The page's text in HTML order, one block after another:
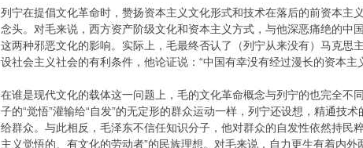
列宁在提倡文化革命时，赞扬资本主义文化形式和技术在落后的前资本
念头。对毛来说，西方资产阶级文化和资本主义方式，与他深恶痛绝的
这两种邪恶文化的影响。实际上，毛最终否认了（列宁从来没有）马克
设社会主义社会的有利条件，他论证说：“中国有幸没有经过漫长的资本主
在谁是现代文化的载体这一问题上，毛的文化革命概念与列宁的也完全
子的“觉悟”灌输给“自发”的无定形的群众运动一样，列宁还设想，精通技
给群众。与此相反，毛泽东不信任知识分子，他对群众的自发性依然持民
主义觉悟的、有文化的劳动者”的民族理想。对毛来说，自力更生有着内